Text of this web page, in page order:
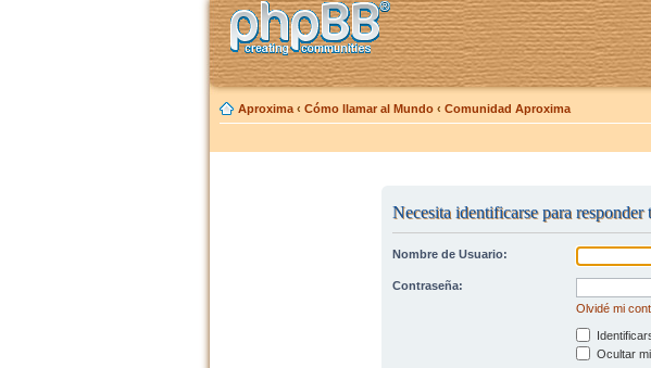
Aproxima ‹ Cómo llamar al Mundo ‹ Comunidad Aproxima
Necesita identificarse para responder
Nombre de Usuario:
Contraseña:
Olvidé mi
Ocultar